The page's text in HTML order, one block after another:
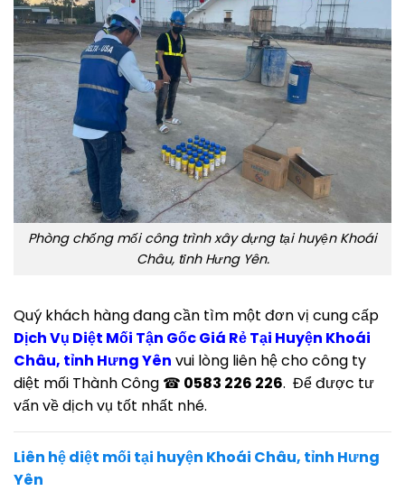
Phòng chống mối công trình xây dựng tại huyện Khoái
Châu, tỉnh Hưng Yên.
Quý khách hàng đang cần tìm một đơn vị cung cấp
Dịch Vụ Diệt Mối Tận Gốc Giá Rẻ Tại Huyện Khoái
Châu, tỉnh Hưng Yên vui lòng liên hệ cho công ty
diệt mối Thành Công ☎ 0583 226 226. Để được tư
vấn về dịch vụ tốt nhất nhé.
Liên hệ diệt mối tại huyện Khoái Châu, tỉnh Hưng
Yên